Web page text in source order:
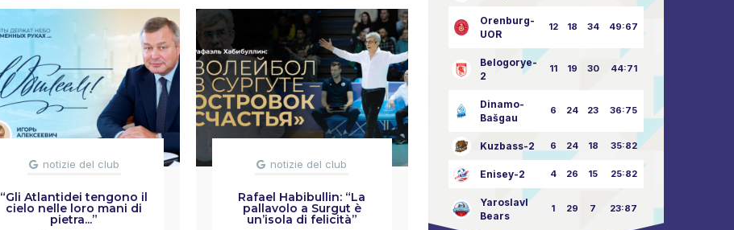
notizie del club
“Gli Atlantidei tengono il
cielo nelle loro mani di
pietra...”
notizie del club
Rafael Habibullin: “La
pallavolo a Surgut è
un’isola di felicità”
notizie del club
Buon Giorno della
Grande Vittoria!
Orenburg-
UOR
12 18 34 49:67
Belogorye-
2
11 19 30 44:71
Dinamo-
Bašgau
6 24 23 36:75
Kuzbass-2 6 24 18 35:82
Enisey-2 4 26 15 25:82
Yaroslavl
Bears
1 29 7 23:87